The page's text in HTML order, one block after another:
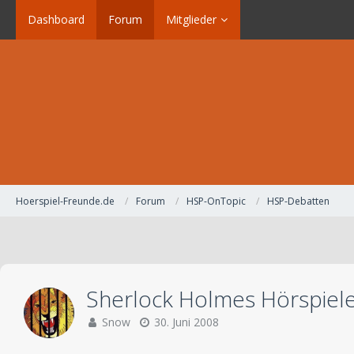
Dashboard Forum Mitglieder
Hoerspiel-Freunde.de Forum HSP-OnTopic HSP-Debatten
Sherlock Holmes
Snow 30. Juni 2008